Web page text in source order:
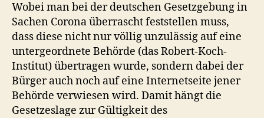
Wobei man bei der deutschen Gesetzgebung in
Sachen Corona überrascht feststellen muss,
dass diese nicht nur völlig unzulässig auf eine
untergeordnete Behörde (das Robert-Koch-
Institut) übertragen wurde, sondern dabei der
Bürger auch noch auf eine Internetseite jener
Behörde verwiesen wird. Damit hängt die
Gesetzeslage zur Gültigkeit des